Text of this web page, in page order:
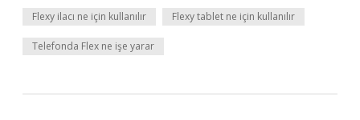
Flexy ilacı ne için kullanılır Flexy tablet ne için kullanılır
Telefonda Flex ne işe yarar